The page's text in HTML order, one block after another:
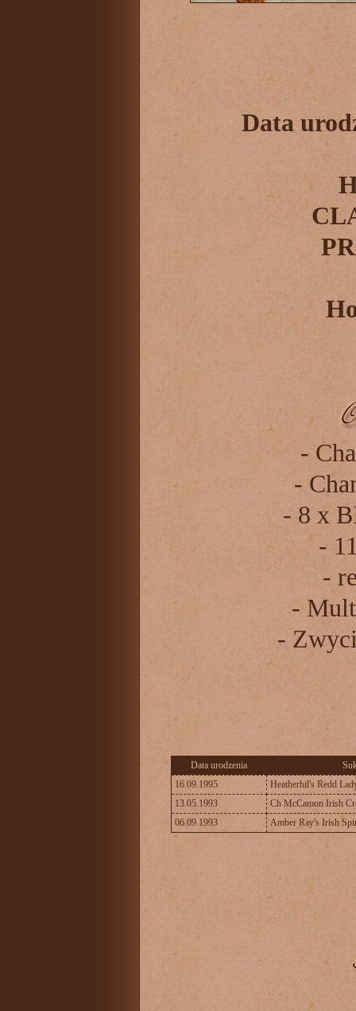
Data
-
-
- 8 x
-
-
-
-
Data urodzenia
16.09.1995
Heatherhil's Redd
13.05.1993
Ch McCamon Irish
06.09.1993
Amber Ray's Irish